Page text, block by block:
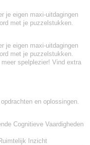
je eigen maxi-uitdagingen
met je puzzelstukken.
je eigen maxi-uitdagingen
met je puzzelstukken.
spelplezier! Vind extra
en oplossingen.
Cognitieve Vaardigheden
Inzicht